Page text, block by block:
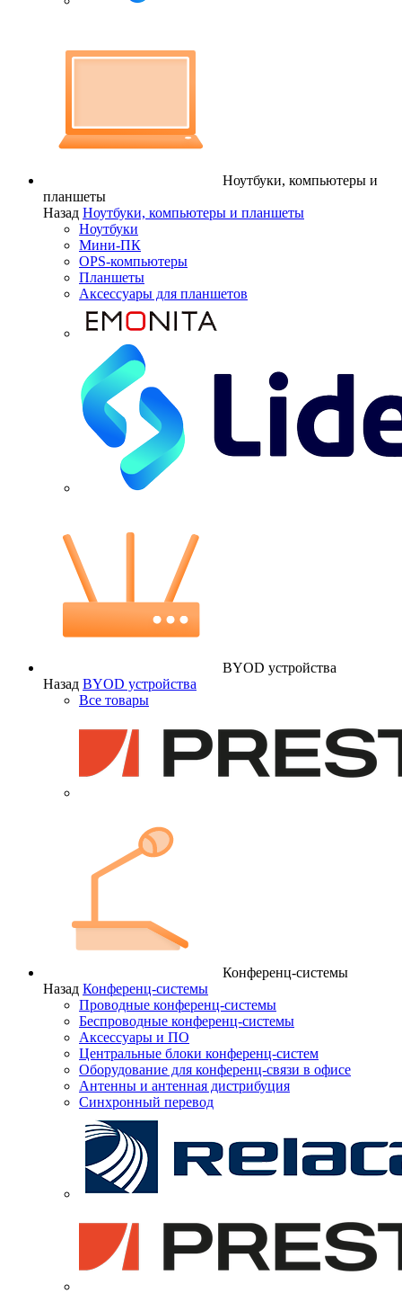
Ноутбуки, компьютеры и
планшеты
Назад Ноутбуки, компьютеры и планшеты
Ноутбуки
Мини-ПК
OPS-компьютеры
Планшеты
Аксессуары для планшетов
BYOD устройства
Назад BYOD устройства
Все товары
Конференц-системы
Назад Конференц-системы
Проводные конференц-системы
Беспроводные конференц-системы
Аксессуары и ПО
Центральные блоки конференц-систем
Оборудование для конференц-связи в офисе
Антенны и антенная дистрибуция
Синхронный перевод